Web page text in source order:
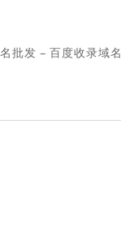
批发 – 百度收录域名